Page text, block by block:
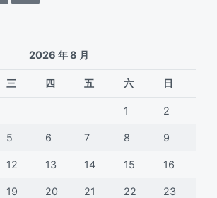
2026 年 8 月
三 四 五 六 日
1 2
5 6 7 8 9
12 13 14 15 16
19 20 21 22 23